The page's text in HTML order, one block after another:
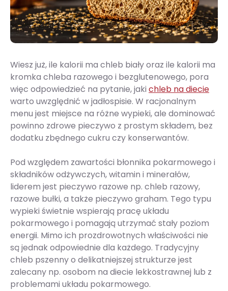
Wiesz już, ile kalorii ma chleb biały oraz ile kalorii ma
kromka chleba razowego i bezglutenowego, pora
więc odpowiedzieć na pytanie, jaki chleb na diecie
warto uwzględnić w jadłospisie. W racjonalnym
menu jest miejsce na różne wypieki, ale dominować
powinno zdrowe pieczywo z prostym składem, bez
dodatku zbędnego cukru czy konserwantów.
Pod względem zawartości błonnika pokarmowego i
składników odżywczych, witamin i minerałów,
liderem jest pieczywo razowe np. chleb razowy,
razowe bułki, a także pieczywo graham. Tego typu
wypieki świetnie wspierają pracę układu
pokarmowego i pomagają utrzymać stały poziom
energii. Mimo ich prozdrowotnych właściwości nie
są jednak odpowiednie dla każdego. Tradycyjny
chleb pszenny o delikatniejszej strukturze jest
zalecany np. osobom na diecie lekkostrawnej lub z
problemami układu pokarmowego.